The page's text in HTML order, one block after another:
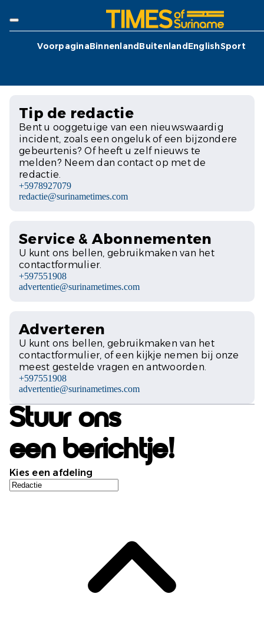
VoorpaginaBinnenlandBuitenlandEnglishSport
Tip de redactie
Bent u ooggetuige van een nieuwswaardig
incident, zoals een ongeluk of een bijzondere
gebeurtenis? Of heeft u zelf nieuws te
melden? Neem dan contact op met de
redactie.
+5978927079
redactie@surinametimes.com
Service & Abonnementen
U kunt ons bellen, gebruikmaken van het
contactformulier.
+597551908
advertentie@surinametimes.com
Adverteren
U kunt ons bellen, gebruikmaken van het
contactformulier, of een kijkje nemen bij onze
meest gestelde vragen en antwoorden.
+597551908
advertentie@surinametimes.com
Stuur ons
een berichtje!
Kies een afdeling